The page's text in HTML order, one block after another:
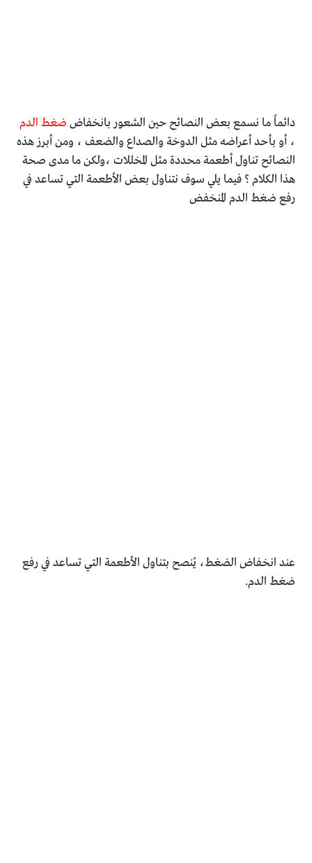
دائماً ما نسمع بعض النصائح حين الشعور بانخفاض ضغط الدم
، أو بأحد أعراضه مثل الدوخة والصداع والضعف ، ومن أبرز هذه
النصائح تناول أطعمة محددة مثل المخللات ،ولكن ما مدى صحة
هذا الكلام ؟ فيما يلي سوف نتناول بعض الأطعمة التي تساعد في
رفع ضغط الدم المنخفض
عند انخفاض الضغط، يُنصح بتناول الأطعمة التي تساعد في رفع
ضغط الدم.